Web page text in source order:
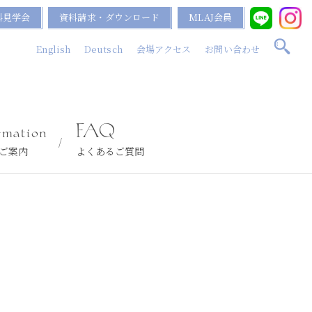
見学会 資料請求・ダウンロード MLAJ会員
English Deutsch 会場アクセス お問い合わせ
案内 よくあるご質問
FAQ